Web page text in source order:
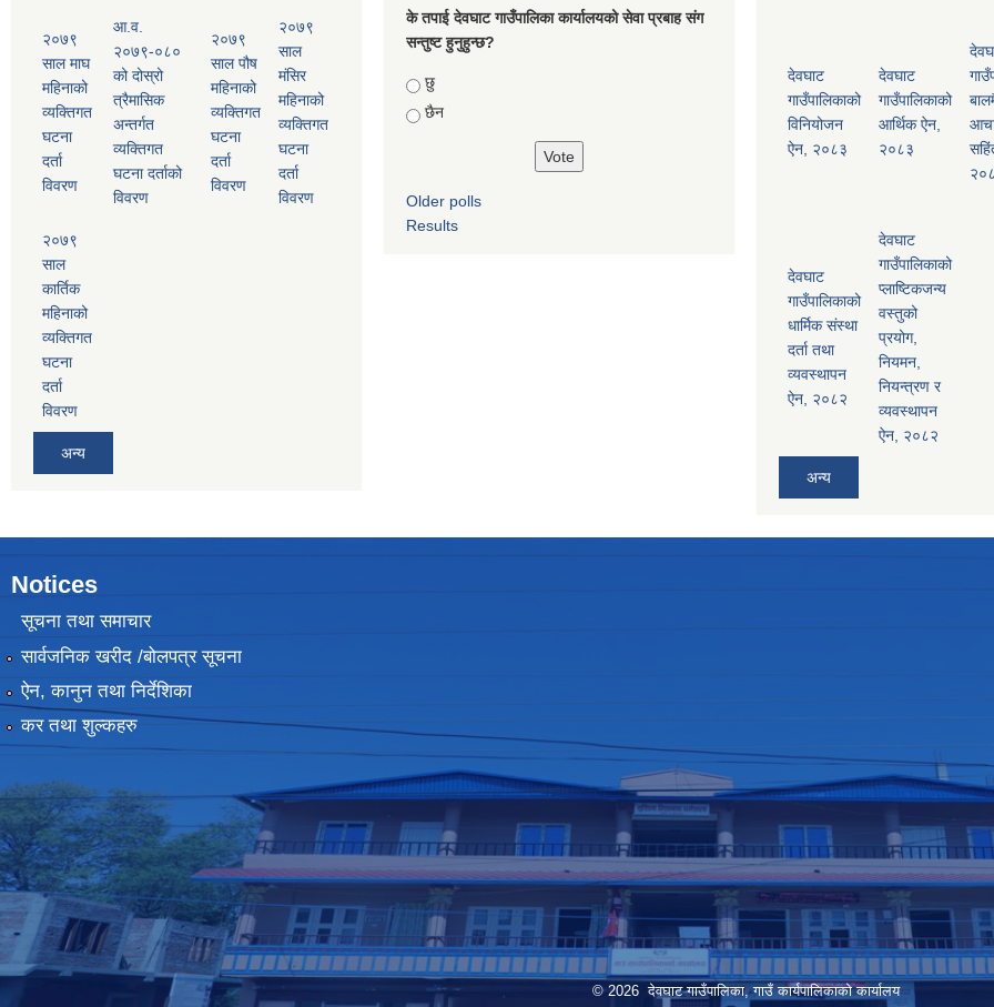
२०७९
साल माघ
महिनाको
व्यक्तिगत
घटना
दर्ता
विवरण
आ.व.
२०७९-०८०
को दोस्रो
त्रैमासिक
अन्तर्गत
व्यक्तिगत
घटना दर्ताको
विवरण
२०७९
साल पौष
महिनाको
व्यक्तिगत
घटना
दर्ता
विवरण
२०७९
साल
मंसिर
महिनाको
व्यक्तिगत
घटना
दर्ता
विवरण
२०७९
साल
कार्तिक
महिनाको
व्यक्तिगत
घटना
दर्ता
विवरण
अन्य
के तपाई देवघाट गाउँपालिका कार्यालयको सेवा प्रबाह संग
सन्तुष्ट हुनुहुन्छ?
Choices
छु
छैन
Older polls
Results
देवघाट
गाउँपालिकाको
विनियोजन
ऐन, २०८३
देवघाट
गाउँपालिकाको
आर्थिक ऐन,
२०८३
देवघाट
गाउँपालिकाको
धार्मिक संस्था
दर्ता तथा
व्यवस्थापन
ऐन, २०८२
देवघाट
गाउँपालिकाको
प्लाष्टिकजन्य
वस्तुको
प्रयोग,
नियमन,
नियन्त्रण र
व्यवस्थापन
ऐन, २०८२
अन्य
Notices
सूचना तथा समाचार
सार्वजनिक खरीद /बोलपत्र सूचना
ऐन, कानुन तथा निर्देशिका
कर तथा शुल्कहरु
© 2026 देवघाट गाउँपालिका, गाउँ कार्यपालिकाको कार्यालय